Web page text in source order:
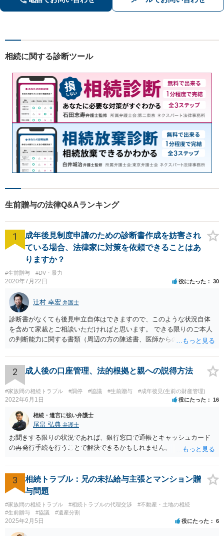
りやすく説明するのが得意です。
相続に関する診断ツール
生前贈与の法律Q&Aランキング
1
成年後見制度申請のための診断書作成を妨害され
ている場合、法律家に対策を依頼できることはあ
りますか？
#生前贈与 #DV・暴力
2020年7月22日 役にたった 30
辻村 幸宏 弁護士
診断書がなくても後見申立自体はできますので、このような状況自体
を含めて家裁とご相談いただければと思います。 できる限りのご本人
の判断能力に関する書類（周辺の方の陳述書、医師からの聴取書等）
をしていただければそこから先は進むのではないかと存じます。 ま
た、Aさんの意向を酌みすぎるあまりに後見申立ができない状況にして
いる施設の問題もありますので、当該地域の地域包括支援センターに
ご相談されるのもひとつの方法です。
2 成人後の口座管理、法的根拠と親への説得方法
#家族間の相続トラブル #調停 #協議 #生前贈与 #成年後見(生前の財産管理)
2022年6月1日 役にたった 16
相続・遺言に強い弁護士
尾畠 弘典 弁護士
お聞きする限りの状況であれば、銀行窓口で通帳とキャッシュカード
の再発行手続を行うことで解決できるかもしれません。
3
相続トラブル：兄の未払給与主張とマンション贈
与問題
#家族間の相続トラブル #相続トラブルの代理交渉
#不動産・土地の相続
#生前贈与
#協議 #遺産分割
2025年2月5日 役にたった 6